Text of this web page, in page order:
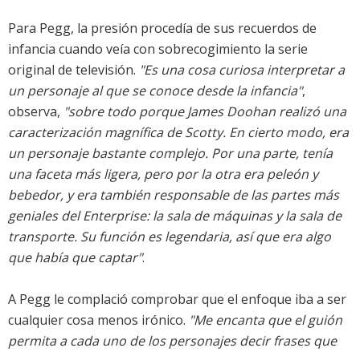
Para Pegg, la presión procedía de sus recuerdos de
infancia cuando veía con sobrecogimiento la serie
original de televisión. "Es una cosa curiosa interpretar a
un personaje al que se conoce desde la infancia",
observa, "sobre todo porque James Doohan realizó una
caracterización magnífica de Scotty. En cierto modo, era
un personaje bastante complejo. Por una parte, tenía
una faceta más ligera, pero por la otra era peleón y
bebedor, y era también responsable de las partes más
geniales del Enterprise: la sala de máquinas y la sala de
transporte. Su función es legendaria, así que era algo
que había que captar".
A Pegg le complació comprobar que el enfoque iba a ser
cualquier cosa menos irónico. "Me encanta que el guión
permita a cada uno de los personajes decir frases que